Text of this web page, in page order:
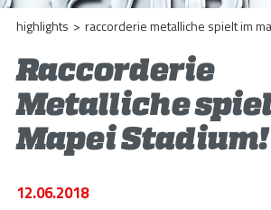
ACADEMY
BIM
HIGHLIGHTS
KONTAKTE
highlights > raccorderie metalliche spielt im
Raccorderie
Metalliche
Mapei Stadium!
12.06.2018